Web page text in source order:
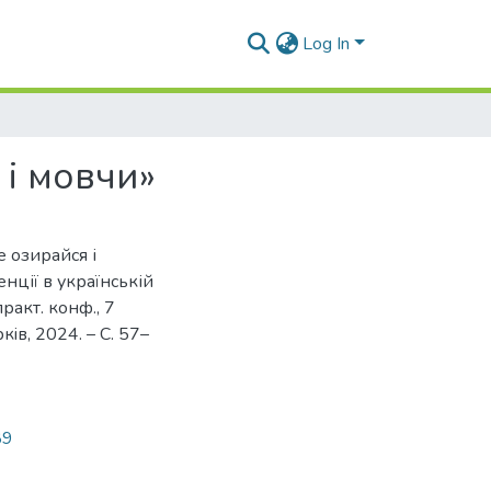
Log In
мовчи»
і
в українській
конф., 7
2024. – С. 57–